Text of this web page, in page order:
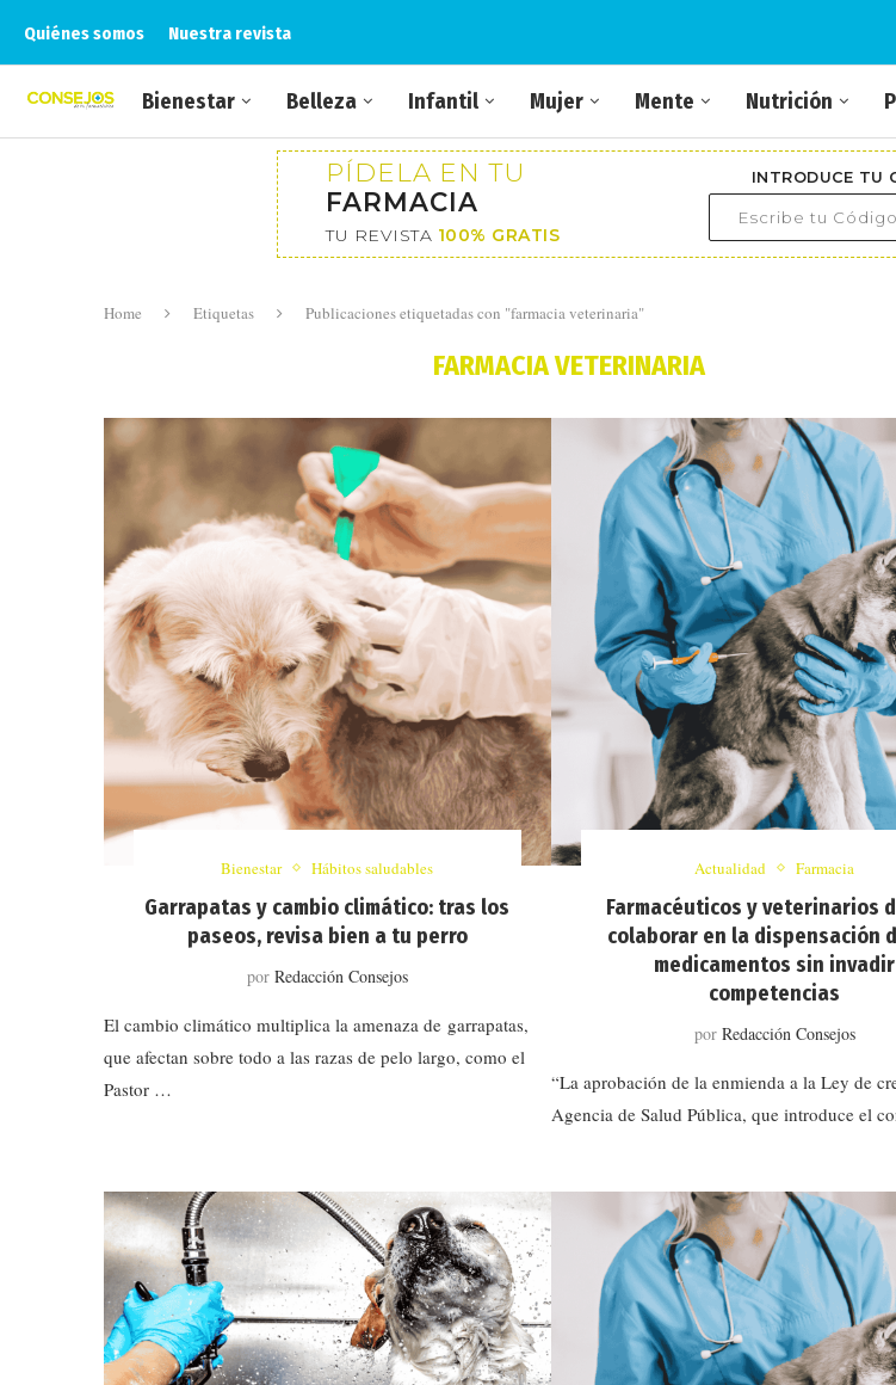
Quiénes somos Nuestra revista
Bienestar Belleza Infantil Mujer Mente Nutrición
PÍDELA EN TU
FARMACIA
TU REVISTA 100% GRATIS
INTRODUCE TU
Home Etiquetas Publicaciones etiquetadas con "farmacia veterinaria"
FARMACIA VETERINARIA
Bienestar Hábitos saludables
Garrapatas y cambio climático: tras los
paseos, revisa bien a tu perro
por Redacción Consejos
El cambio climático multiplica la amenaza de garrapatas,
que afectan sobre todo a las razas de pelo largo, como el
Pastor …
Actualidad Farmacia
Farmacéuticos y veterinarios
colaborar en la dispensación
medicamentos sin invadir
competencias
por Redacción Consejos
“La aprobación de la enmienda a la Ley de
Agencia de Salud Pública, que introduce el